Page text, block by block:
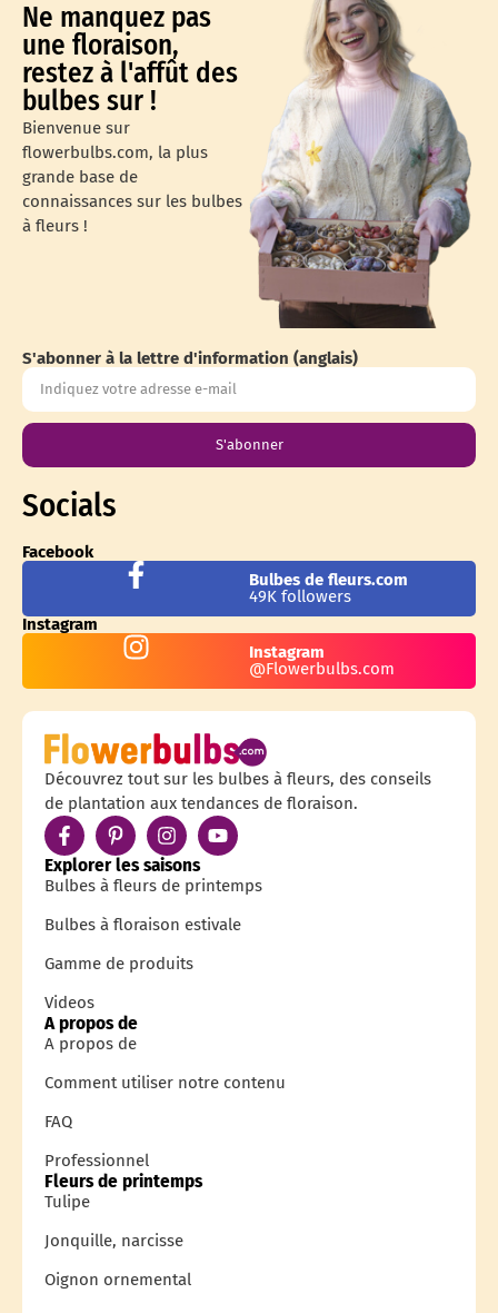
Ne manquez pas
une floraison,
restez à l'affût des
bulbes sur !
Bienvenue sur
flowerbulbs.com, la plus
grande base de
connaissances sur les bulbes
à fleurs !
S'abonner à la lettre d'information (anglais)
S'abonner
Socials
Facebook
Bulbes de fleurs.com
49K followers
Instagram
Instagram
@Flowerbulbs.com
Découvrez tout sur les bulbes à fleurs, des conseils
de plantation aux tendances de floraison.
Explorer les saisons
Bulbes à fleurs de printemps
Bulbes à floraison estivale
Gamme de produits
Videos
A propos de
A propos de
Comment utiliser notre contenu
FAQ
Professionnel
Fleurs de printemps
Tulipe
Jonquille, narcisse
Oignon ornemental